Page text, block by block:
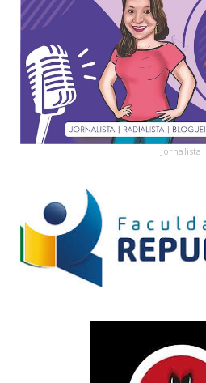
Jornalista